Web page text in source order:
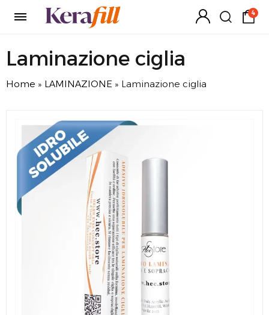
4
Laminazione ciglia
Home » LAMINAZIONE » Laminazione ciglia